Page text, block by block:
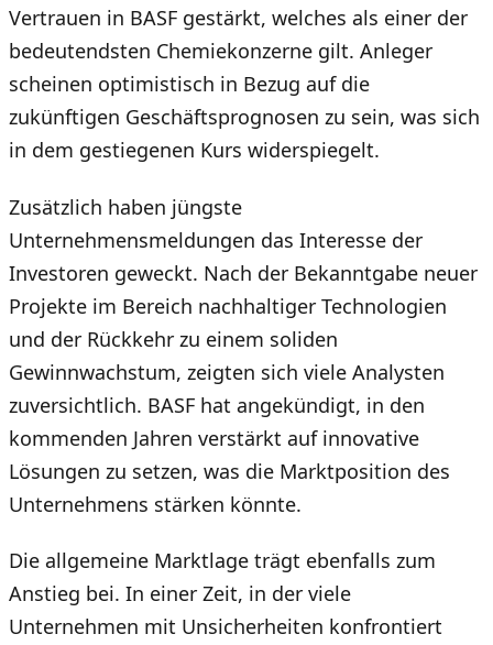
Vertrauen in BASF gestärkt, welches als einer der
bedeutendsten Chemiekonzerne gilt. Anleger
scheinen optimistisch in Bezug auf die
zukünftigen Geschäftsprognosen zu sein, was sich
in dem gestiegenen Kurs widerspiegelt.
Zusätzlich haben jüngste
Unternehmensmeldungen das Interesse der
Investoren geweckt. Nach der Bekanntgabe neuer
Projekte im Bereich nachhaltiger Technologien
und der Rückkehr zu einem soliden
Gewinnwachstum, zeigten sich viele Analysten
zuversichtlich. BASF hat angekündigt, in den
kommenden Jahren verstärkt auf innovative
Lösungen zu setzen, was die Marktposition des
Unternehmens stärken könnte.
Die allgemeine Marktlage trägt ebenfalls zum
Anstieg bei. In einer Zeit, in der viele
Unternehmen mit Unsicherheiten konfrontiert